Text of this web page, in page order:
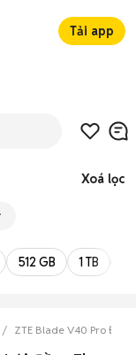
Tải app
Xoá lọc
512 GB 1 TB
ZTE Blade V40 Pro